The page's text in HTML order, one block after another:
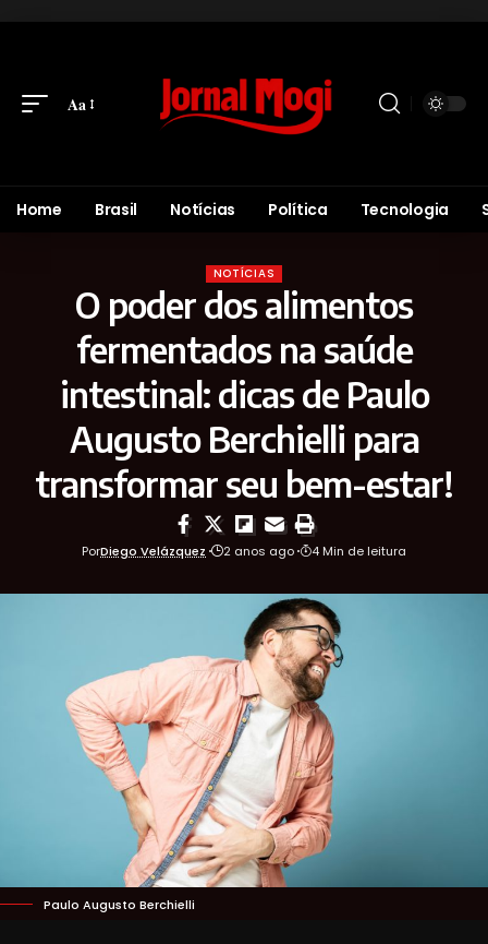
Aa
Home Brasil Notícias Política Tecnologia
NOTÍCIAS
O poder dos alimentos
fermentados na saúde
intestinal: dicas de Paulo
Augusto Berchielli para
transformar seu bem-estar!
PorDiego Velázquez 2 anos ago 4 Min de leitura
Paulo Augusto Berchielli